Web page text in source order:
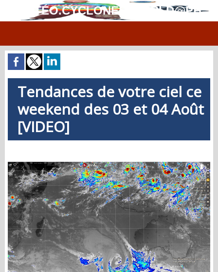
MÉTÉO.CYCLONES.WORLD@PH
Tendances de votre ciel ce
weekend des 03 et 04 Août
[VIDEO]